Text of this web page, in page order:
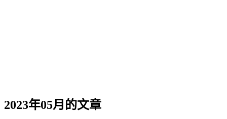
2023年05月的文章